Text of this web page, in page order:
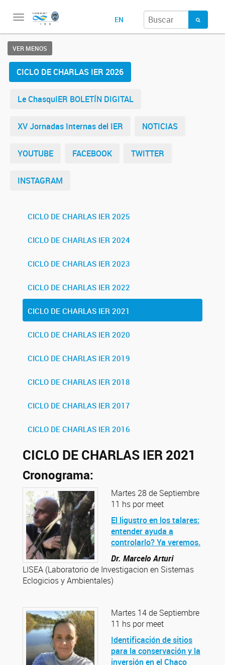
Toggle
EN
VER MENOS
CICLO DE CHARLAS IER 2026
Le ChasquIER BOLETÍN DIGITAL
XV Jornadas Internas del IER NOTICIAS
YOUTUBE FACEBOOK TWITTER
INSTAGRAM
CICLO DE CHARLAS IER 2025
CICLO DE CHARLAS IER 2024
CICLO DE CHARLAS IER 2023
CICLO DE CHARLAS IER 2022
CICLO DE CHARLAS IER 2021
CICLO DE CHARLAS IER 2020
CICLO DE CHARLAS IER 2019
CICLO DE CHARLAS IER 2018
CICLO DE CHARLAS IER 2017
CICLO DE CHARLAS IER 2016
CICLO DE CHARLAS IER 2021
Cronograma:
Martes 28 de Septiembre
11 hs por meet
El ligustro en los talares:
entender ayuda a
controlarlo? Ya veremos.
Dr. Marcelo Arturi
LISEA (Laboratorio de Investigacion en Sistemas
Eclogicios y Ambientales)
Martes 14 de Septiembre
11 hs por meet
Identificación de sitios
para la conservación y la
inversión en el Chaco